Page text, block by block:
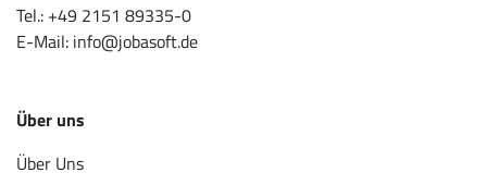
Tel.: +49 2151 89335-0
E-Mail: info@jobasoft.de
Über uns
Über Uns